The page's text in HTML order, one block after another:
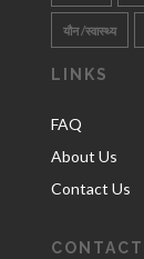
यौन /स्वास्थ्य
LINKS
FAQ
About Us
Contact Us